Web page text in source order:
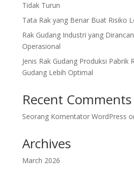
Tidak Turun
Tata Rak yang Benar Buat Risiko
Rak Gudang Industri yang
Operasional
Jenis Rak Gudang Produksi Pabrik
Gudang Lebih Optimal
Recent Comments
Seorang Komentator WordPress
Archives
March 2026